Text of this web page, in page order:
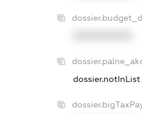
dossier.notInList